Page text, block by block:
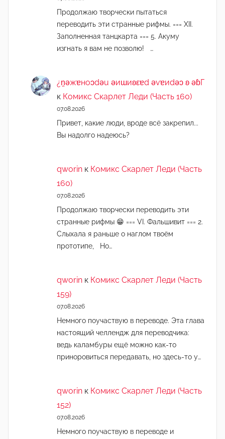
Продолжаю творчески пытаться
переводить эти странные рифмы. === XII.
Заполненная танцкарта === 5. Акуму
изгнать я вам не позволю! …
¿n̯ǝжɐноɔdǝu ǝиɯиʚεɐd ǝvɐиdǝɔ ʚ ǝɓГ
к Комикс Скарлет Леди (Часть 160)
07.08.2026
Привет, какие люди, вроде всё закрепил...
Вы надолго надеюсь?
qworin к Комикс Скарлет Леди (Часть
160)
07.08.2026
Продолжаю творчески переводить эти
странные рифмы 😁 === VI. Фальшивит === 2.
Слыхала я раньше о наглом твоём
прототипе, Но…
qworin к Комикс Скарлет Леди (Часть
159)
07.08.2026
Немного поучаствую в переводе. Эта глава
настоящий челлендж для переводчика:
ведь каламбуры ещё можно как-то
приноровиться передавать, но здесь-то у…
qworin к Комикс Скарлет Леди (Часть
152)
07.08.2026
Немного поучаствую в переводе и